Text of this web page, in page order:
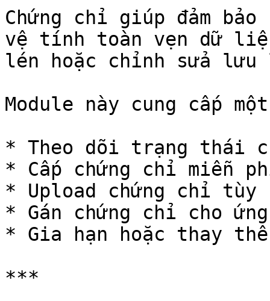
Chứng chỉ giúp đảm
vệ tính toàn vẹn dữ
lén hoặc chỉnh sửa lưu
Module này cung cấp
* Theo dõi trạng thái
* Cấp chứng chỉ miễn
* Upload chứng chỉ tùy
* Gán chứng chỉ cho
* Gia hạn hoặc thay
***